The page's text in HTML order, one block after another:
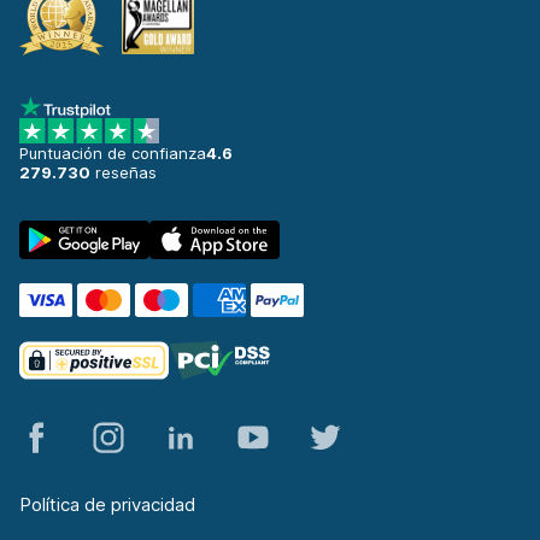
Santander
Santander Aeropuerto
desde 17,51 € al día
Santander Estación de tren
Santiago de Compostela
697 ofertas en 2 lugares
Santiago De Compostela Aeropuert
Segovia
Sevilla
Sevilla Aeropuerto
Puntuación de confianza4.6
279.730 reseñas
Política de privacidad